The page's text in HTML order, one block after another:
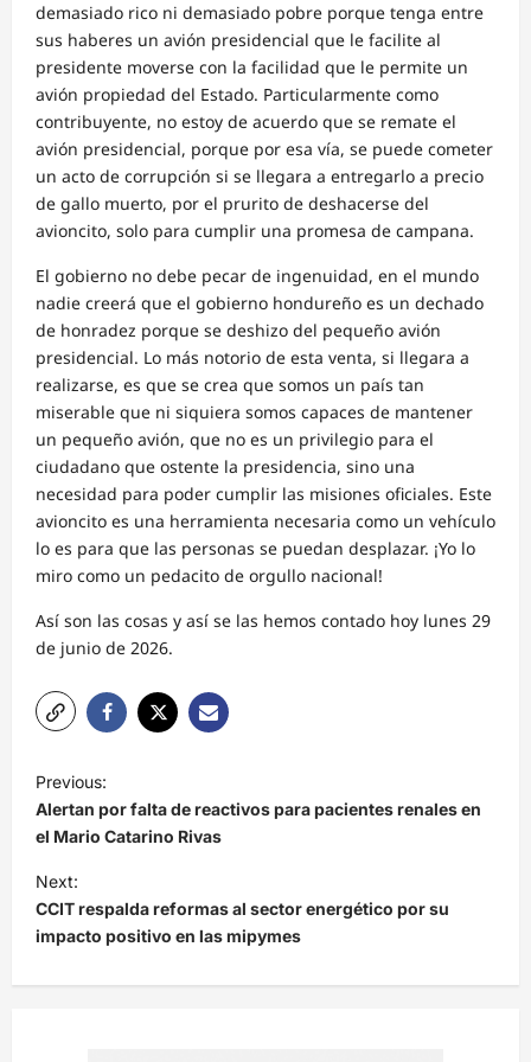
demasiado rico ni demasiado pobre porque tenga entre
sus haberes un avión presidencial que le facilite al
presidente moverse con la facilidad que le permite un
avión propiedad del Estado. Particularmente como
contribuyente, no estoy de acuerdo que se remate el
avión presidencial, porque por esa vía, se puede cometer
un acto de corrupción si se llegara a entregarlo a precio
de gallo muerto, por el prurito de deshacerse del
avioncito, solo para cumplir una promesa de campana.
El gobierno no debe pecar de ingenuidad, en el mundo
nadie creerá que el gobierno hondureño es un dechado
de honradez porque se deshizo del pequeño avión
presidencial. Lo más notorio de esta venta, si llegara a
realizarse, es que se crea que somos un país tan
miserable que ni siquiera somos capaces de mantener
un pequeño avión, que no es un privilegio para el
ciudadano que ostente la presidencia, sino una
necesidad para poder cumplir las misiones oficiales. Este
avioncito es una herramienta necesaria como un vehículo
lo es para que las personas se puedan desplazar. ¡Yo lo
miro como un pedacito de orgullo nacional!
Así son las cosas y así se las hemos contado hoy lunes 29
de junio de 2026.
N
a
v
e
g
a
c
Previous:
Alertan por falta de reactivos para pacientes renales en
el Mario Catarino Rivas
Next:
CCIT respalda reformas al sector energético por su
impacto positivo en las mipymes